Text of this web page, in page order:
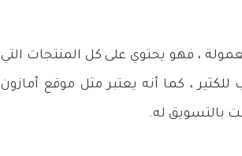
، فهو يحتوي على كل المنتجات التي
، كما أنه يعتبر مثل موقع أمازون
بالتسويق له.